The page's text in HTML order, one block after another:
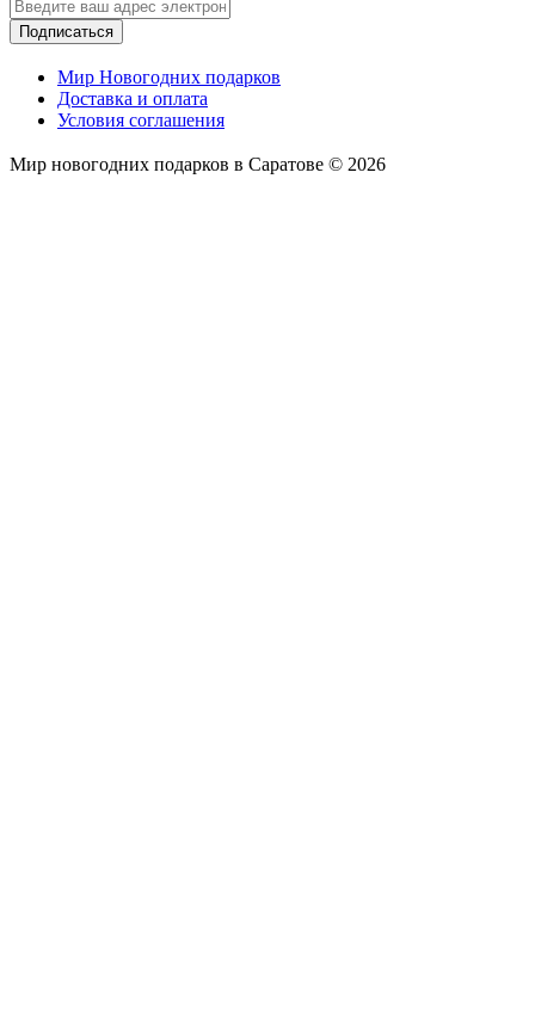
Подписаться
Мир Новогодних подарков
Доставка и оплата
Условия соглашения
Мир новогодних подарков в Саратове © 2026